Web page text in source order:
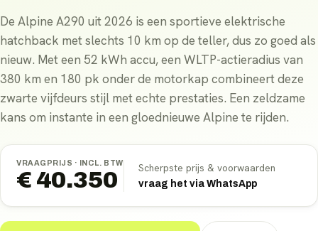
De Alpine A290 uit 2026 is een sportieve elektrische
hatchback met slechts 10 km op de teller, dus zo goed als
nieuw. Met een 52 kWh accu, een WLTP-actieradius van
380 km en 180 pk onder de motorkap combineert deze
zwarte vijfdeurs stijl met echte prestaties. Een zeldzame
kans om instante in een gloednieuwe Alpine te rijden.
VRAAGPRIJS · INCL. BTW
€ 40.350
Scherpste prijs & voorwaarden
vraag het via WhatsApp